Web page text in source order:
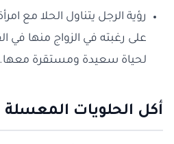
رؤية الرجل يتناول الحلا مع
على رغبته في الزواج منها في
لحياة سعيدة ومستقرة معها.
أكل الحلويات المعسلة